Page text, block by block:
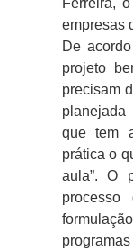
Ferreira,
empresas
De
projeto
precisam
planejada
que tem
prática o
aula”. O